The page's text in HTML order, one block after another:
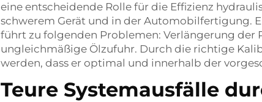
eine entscheidende Rolle für die Effizienz
schwerem Gerät und in der Automobilfertigung.
führt zu folgenden Problemen: Verlängerung der
ungleichmäßige Ölzufuhr. Durch die richtige
werden, dass er optimal und innerhalb der
Teure Systemausfälle